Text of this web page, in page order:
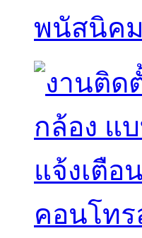
พนัสนิคม